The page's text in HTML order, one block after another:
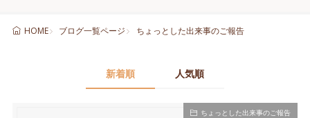
HOME ブログ一覧ページ ちょっとした出来事のご報告
新着順 人気順
ちょっとした出来事のご報告